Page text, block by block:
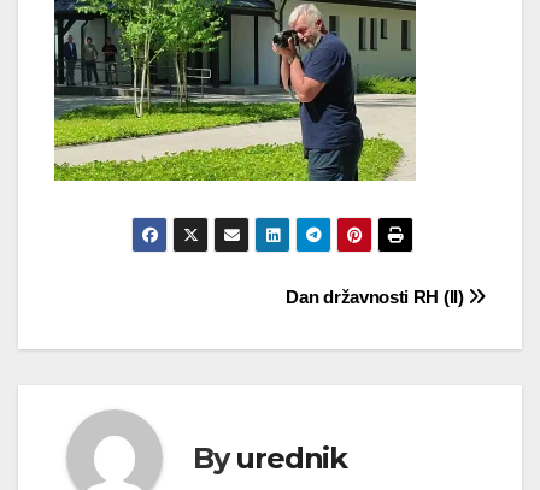
objava
Dan državnosti RH (II)
Byurednik